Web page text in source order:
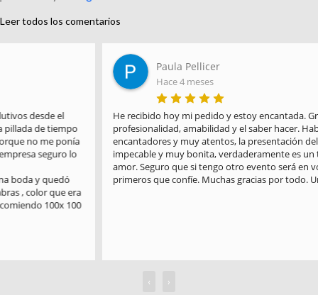
Leer todos los comentarios
Paula Pellicer
He recibido hoy mi pedido y estoy encantada. Gracias por la
profesionalidad, amabilidad y el saber hacer. Habéis sido
encantadores y muy atentos, la presentación del paquete es
impecable y muy bonita, verdaderamente es un trabajo hecho con
amor. Seguro que si tengo otro evento será en vosotros en los
primeros que confíe. Muchas gracias por todo. Un saludo
‹ ›